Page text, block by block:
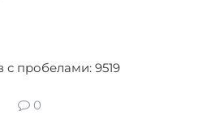
с пробелами: 9519
0